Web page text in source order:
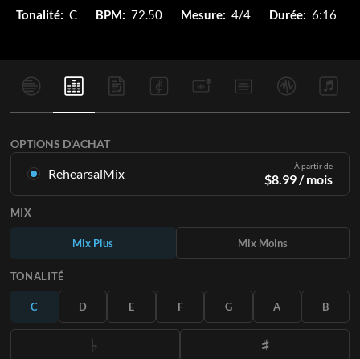
Tonalité: C BPM: 72.50 Mesure: 4/4 Durée: 6:16
OPTIONS D'ACHAT
RehearsalMix À partir de
$8.99/ mois
Disponible dans les 12 tonalités avec des Mix Plus et Moins
pour chaque partition et le chant original.
S'ABONNER
MIX
Mix Plus Mix Moins
TONALITÉ
C D E F G A B